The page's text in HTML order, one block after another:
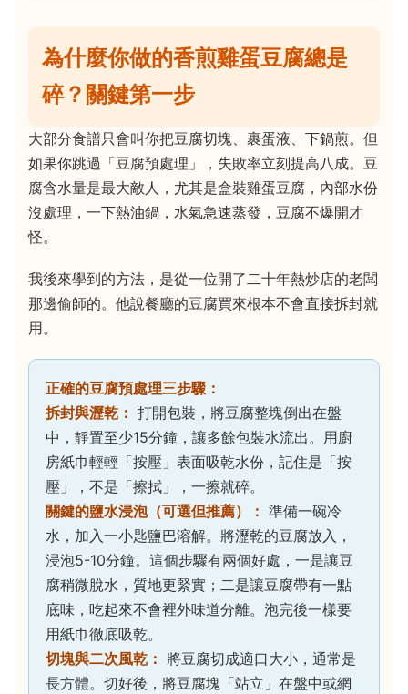
為什麼你做的香煎雞蛋豆腐總是
碎？關鍵第一步
大部分食譜只會叫你把豆腐切塊、裹蛋液、下鍋煎。但
如果你跳過「豆腐預處理」，失敗率立刻提高八成。豆
腐含水量是最大敵人，尤其是盒裝雞蛋豆腐，內部水份
沒處理，一下熱油鍋，水氣急速蒸發，豆腐不爆開才
怪。
我後來學到的方法，是從一位開了二十年熱炒店的老闆
那邊偷師的。他說餐廳的豆腐買來根本不會直接拆封就
用。
正確的豆腐預處理三步驟：
拆封與瀝乾： 打開包裝，將豆腐整塊倒出在盤
中，靜置至少15分鐘，讓多餘包裝水流出。用廚
房紙巾輕輕「按壓」表面吸乾水份，記住是「按
壓」，不是「擦拭」，一擦就碎。
關鍵的鹽水浸泡（可選但推薦）： 準備一碗冷
水，加入一小匙鹽巴溶解。將瀝乾的豆腐放入，
浸泡5-10分鐘。這個步驟有兩個好處，一是讓豆
腐稍微脫水，質地更緊實；二是讓豆腐帶有一點
底味，吃起來不會裡外味道分離。泡完後一樣要
用紙巾徹底吸乾。
切塊與二次風乾： 將豆腐切成適口大小，通常是
長方體。切好後，將豆腐塊「站立」在盤中或網